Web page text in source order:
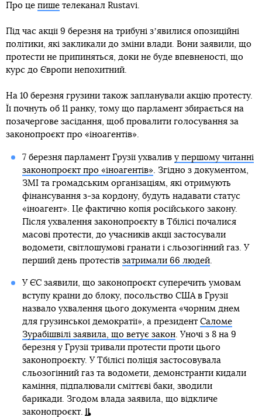
Про це пише телеканал Rustavi.
Під час акції 9 березня на трибуні зʼявилися опозиційні
політики, які закликали до зміни влади. Вони заявили, що
протести не припиняться, доки не буде впевненості, що
курс до Європи непохитний.
На 10 березня грузини також запланували акцію протесту.
Її почнуть об 11 ранку, тому що парламент збирається на
позачергове засідання, щоб провалити голосування за
законопроєкт про «іноагентів».
7 березня парламент Грузії ухвалив у першому читанні
законопроєкт про «іноагентів». Згідно з документом,
ЗМІ та громадським організаціям, які отримують
фінансування з-за кордону, будуть надавати статус
«іноагент». Це фактично копія російського закону.
Після ухвалення законопроєкту в Тбілісі почалися
масові протести, до учасників акції застосували
водомети, світлошумові гранати і сльозогінний газ. У
перший день протестів затримали 66 людей.
У ЄС заявили, що законопроєкт суперечить умовам
вступу країни до блоку, посольство США в Грузії
назвало ухвалення цього документа «чорним днем
для грузинської демократії», а президент Саломе
Зурабішвілі заявила, що ветує закон. Уночі з 8 на 9
березня у Грузії тривали протести проти цього
законопроєкту. У Тбілісі поліція застосовувала
сльозогінний газ та водомети, демонстранти кидали
каміння, підпалювали сміттєві баки, зводили
барикади. Згодом влада заявила, що відкличе
законопроєкт.